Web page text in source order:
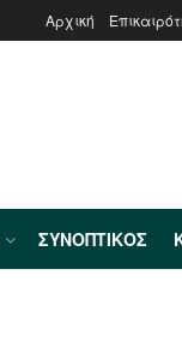
Αρχική
ΣΥΝΟΠΤΙΚΌΣ